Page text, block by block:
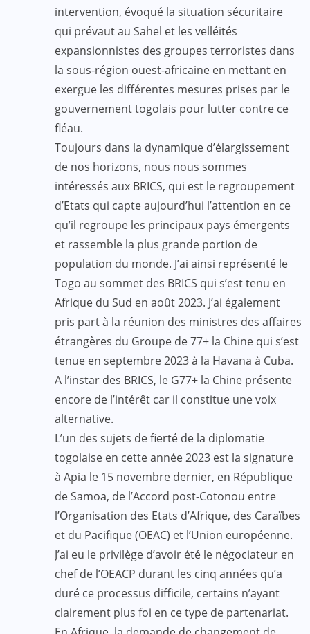
intervention, évoqué la situation sécuritaire
qui prévaut au Sahel et les velléités
expansionnistes des groupes terroristes dans
la sous-région ouest-africaine en mettant en
exergue les différentes mesures prises par le
gouvernement togolais pour lutter contre ce
fléau.
Toujours dans la dynamique d’élargissement
de nos horizons, nous nous sommes
intéressés aux BRICS, qui est le regroupement
d’Etats qui capte aujourd’hui l’attention en ce
qu’il regroupe les principaux pays émergents
et rassemble la plus grande portion de
population du monde. J’ai ainsi représenté le
Togo au sommet des BRICS qui s’est tenu en
Afrique du Sud en août 2023. J’ai également
pris part à la réunion des ministres des affaires
étrangères du Groupe de 77+ la Chine qui s’est
tenue en septembre 2023 à la Havana à Cuba.
A l’instar des BRICS, le G77+ la Chine présente
encore de l’intérêt car il constitue une voix
alternative.
L’un des sujets de fierté de la diplomatie
togolaise en cette année 2023 est la signature
à Apia le 15 novembre dernier, en République
de Samoa, de l’Accord post-Cotonou entre
l’Organisation des Etats d’Afrique, des Caraïbes
et du Pacifique (OEAC) et l’Union européenne.
J’ai eu le privilège d’avoir été le négociateur en
chef de l’OEACP durant les cinq années qu’a
duré ce processus difficile, certains n’ayant
clairement plus foi en ce type de partenariat.